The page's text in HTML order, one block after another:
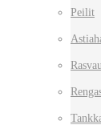
Peilit